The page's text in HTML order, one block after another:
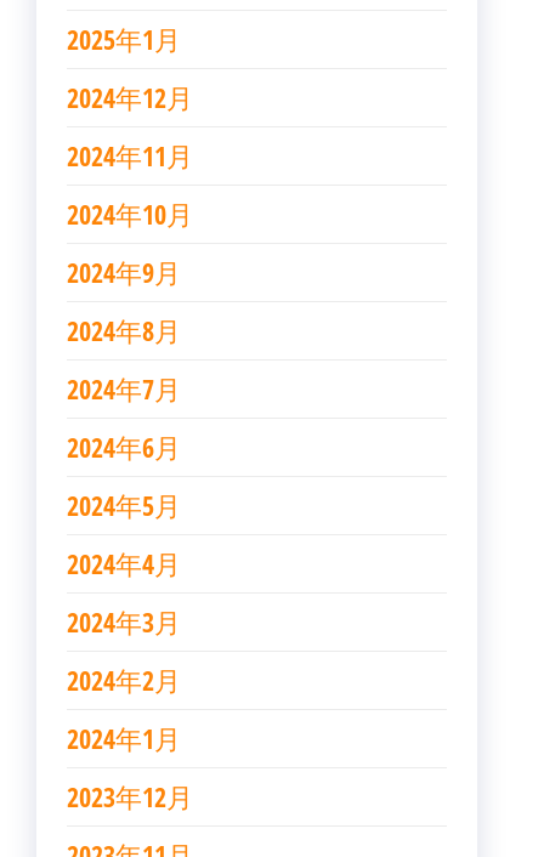
2025年1月
2024年12月
2024年11月
2024年10月
2024年9月
2024年8月
2024年7月
2024年6月
2024年5月
2024年4月
2024年3月
2024年2月
2024年1月
2023年12月